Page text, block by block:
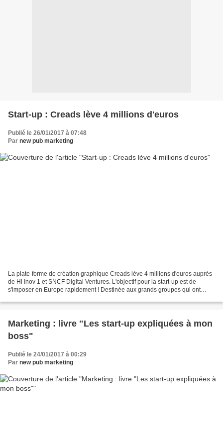
Start-up : Creads lève 4 millions d'euros
Publié le 26/01/2017 à 07:48
Par new pub marketing
La plate-forme de création graphique Creads lève 4 millions d'euros auprès
de Hi Inov 1 et SNCF Digital Ventures. L'objectif pour la start-up est de
s'imposer en Europe rapidement ! Destinée aux grands groupes qui ont
Marketing : livre "Les start-up expliquées à mon
boss"
Publié le 24/01/2017 à 00:29
Par new pub marketing